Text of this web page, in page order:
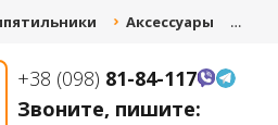
Аксессуары
+38 (098) 81-84-117
Звоните, пишите:
КУПИТЕ КУЛЕР И
ПОЛУЧИТЕ СКИДКУ